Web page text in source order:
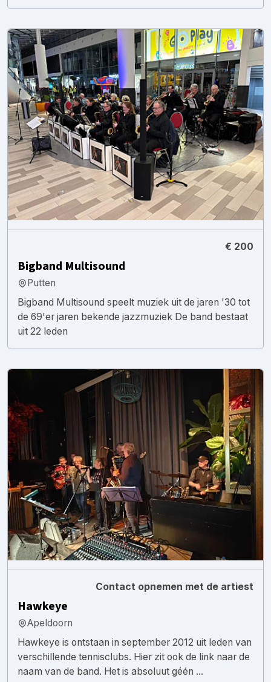
€ 200
Bigband Multisound
Putten
Bigband Multisound speelt muziek uit de jaren '30 tot
de 69'er jaren bekende jazzmuziek De band bestaat
uit 22 leden
Contact opnemen met de artiest
Hawkeye
Apeldoorn
Hawkeye is ontstaan in september 2012 uit leden van
verschillende tennisclubs. Hier zit ook de link naar de
naam van de band. Het is absoluut géén ...